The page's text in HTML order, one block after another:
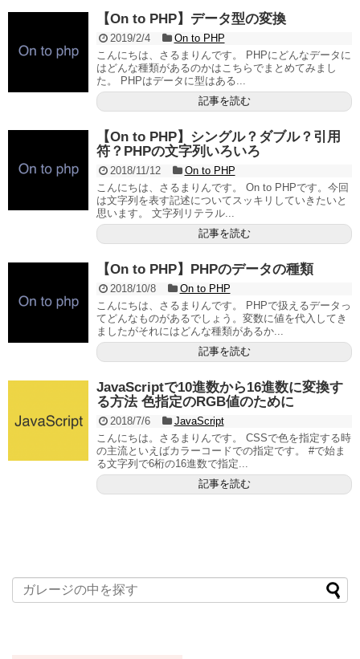
【On to PHP】データ型の変換
2019/2/4
On to PHP
こんにちは、さるまりんです。 PHPにどんなデータに
はどんな種類があるのかはこちらでまとめてみまし
た。 PHPはデータに型はある...
記事を読む
【On to PHP】シングル？ダブル？引用
符？PHPの文字列いろいろ
2018/11/12
On to PHP
こんにちは、さるまりんです。 On to PHPです。今回
は文字列を表す記述についてスッキリしていきたいと
思います。 文字列リテラル...
記事を読む
【On to PHP】PHPのデータの種類
2018/10/8
On to PHP
こんにちは、さるまりんです。 PHPで扱えるデータっ
てどんなものがあるでしょう。変数に値を代入してき
ましたがそれにはどんな種類があるか...
記事を読む
JavaScriptで10進数から16進数に変換す
る方法 色指定のRGB値のために
2018/7/6
JavaScript
こんにちは。さるまりんです。 CSSで色を指定する時
の主流といえばカラーコードでの指定です。 #で始ま
る文字列で6桁の16進数で指定...
記事を読む